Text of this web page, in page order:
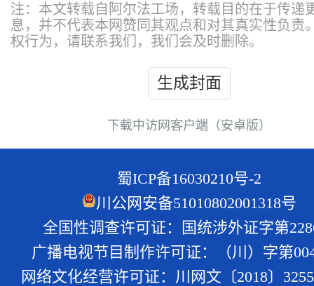
注：本文转载自阿尔法工场，转载目的在于传递
息，并不代表本网赞同其观点和对其真实性负责
权行为，请联系我们，我们会及时删除。
生成封面
下载中访网客户端（安卓版）
蜀ICP备16030210号-2
川公网安备51010802001318号
全国性调查许可证：国统涉外证字第
广播电视节目制作许可证：（川）字第
网络文化经营许可证：川网文〔2018〕